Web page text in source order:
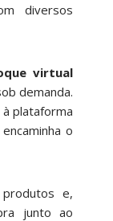
diversos
virtual
demanda.
plataforma
o
e,
junto ao